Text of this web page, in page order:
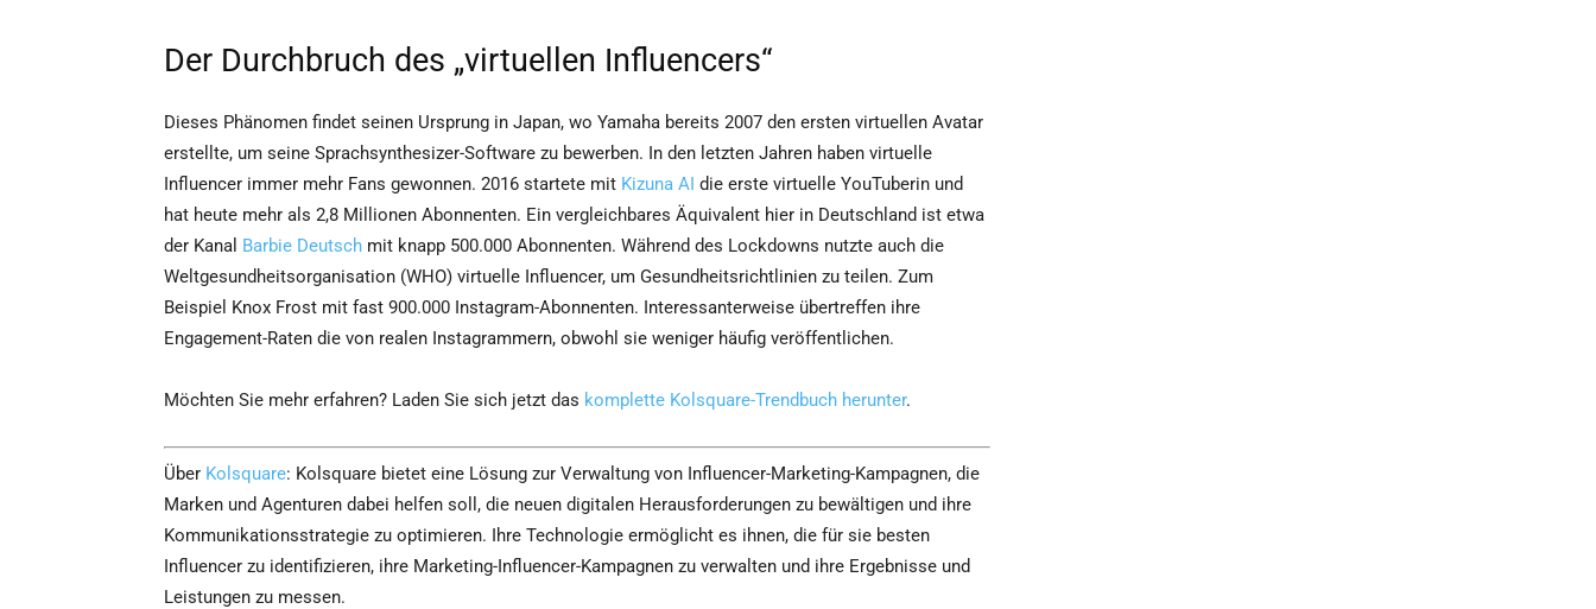
Der Durchbruch des „virtuellen Influencers“
Dieses Phänomen findet seinen Ursprung in Japan, wo Yamaha bereits 2007 den ersten virtuellen Avatar
erstellte, um seine Sprachsynthesizer-Software zu bewerben. In den letzten Jahren haben virtuelle
Influencer immer mehr Fans gewonnen. 2016 startete mit Kizuna AI die erste virtuelle YouTuberin und
hat heute mehr als 2,8 Millionen Abonnenten. Ein vergleichbares Äquivalent hier in Deutschland ist etwa
der Kanal Barbie Deutsch mit knapp 500.000 Abonnenten. Während des Lockdowns nutzte auch die
Weltgesundheitsorganisation (WHO) virtuelle Influencer, um Gesundheitsrichtlinien zu teilen. Zum
Beispiel Knox Frost mit fast 900.000 Instagram-Abonnenten. Interessanterweise übertreffen ihre
Engagement-Raten die von realen Instagrammern, obwohl sie weniger häufig veröffentlichen.
Möchten Sie mehr erfahren? Laden Sie sich jetzt das komplette Kolsquare-Trendbuch herunter.
Über Kolsquare: Kolsquare bietet eine Lösung zur Verwaltung von Influencer-Marketing-Kampagnen, die
Marken und Agenturen dabei helfen soll, die neuen digitalen Herausforderungen zu bewältigen und ihre
Kommunikationsstrategie zu optimieren. Ihre Technologie ermöglicht es ihnen, die für sie besten
Influencer zu identifizieren, ihre Marketing-Influencer-Kampagnen zu verwalten und ihre Ergebnisse und
Leistungen zu messen.